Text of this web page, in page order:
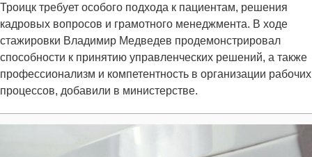
Троицк требует особого подхода к пациентам, решения
кадровых вопросов и грамотного менеджмента. В ходе
стажировки Владимир Медведев продемонстрировал
способности к принятию управленческих решений, а также
профессионализм и компетентность в организации рабочих
процессов, добавили в министерстве.